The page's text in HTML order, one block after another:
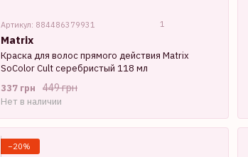
Артикул: 884486379931 1
Matrix
Краска для волос прямого действия Matrix
SoColor Cult серебристый 118 мл
449 грн
337 грн
Нет в наличии
−20%